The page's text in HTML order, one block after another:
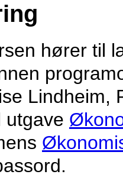
hører til
Lindheim,
utgave